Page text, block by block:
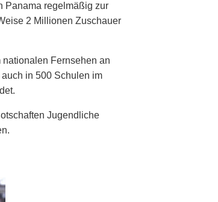
Panama regelmäßig zur
2 Millionen Zuschauer
nationalen Fernsehen an
in 500 Schulen im
Jugendliche